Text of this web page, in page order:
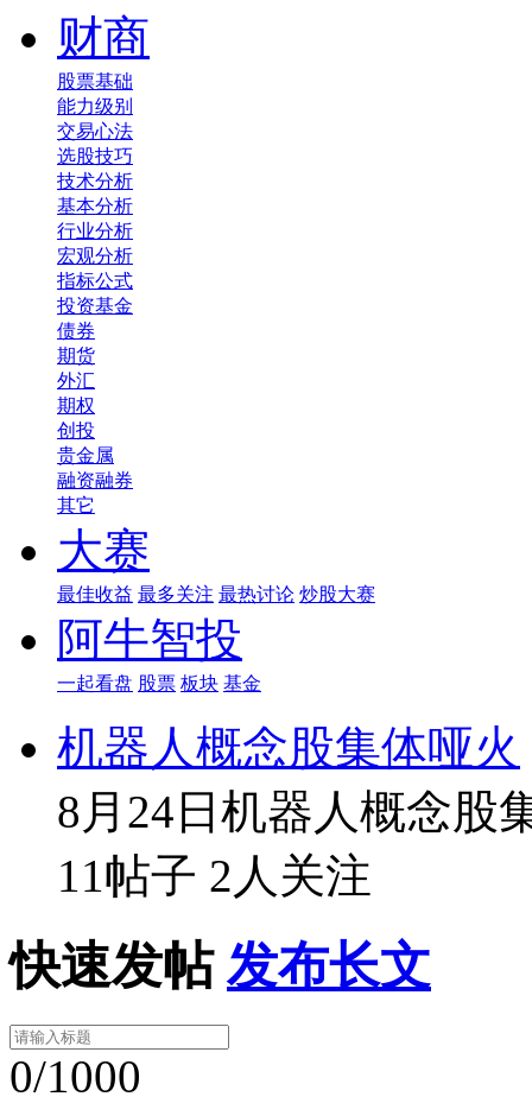
财商
股票基础
能力级别
交易心法
选股技巧
技术分析
基本分析
行业分析
宏观分析
指标公式
投资基金
债券
期货
外汇
期权
创投
贵金属
融资融券
其它
大赛
最佳收益 最多关注 最热讨论 炒股大赛
阿牛智投
一起看盘 股票 板块 基金
机器人概念股集体哑火
8月24日机器人概念股
11帖子 2人关注
快速发帖 发布长文
0/1000